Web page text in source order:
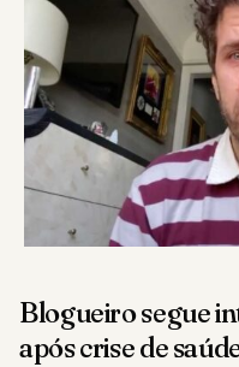
Blogueiro segue
após crise de